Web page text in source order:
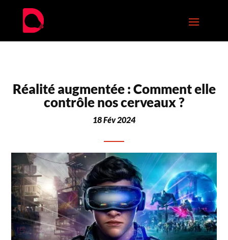
Réalité augmentée : Comment elle
contrôle nos cerveaux ?
18 Fév 2024